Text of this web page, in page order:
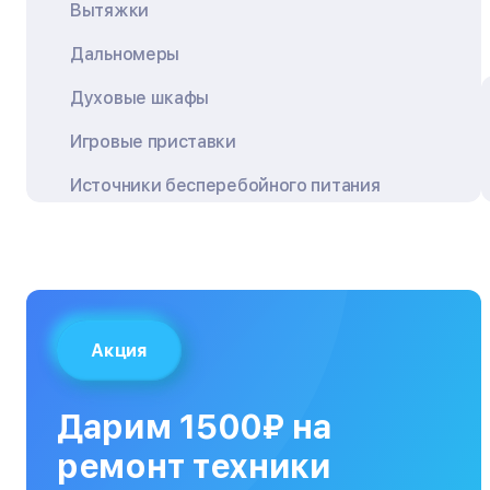
Вытяжки
Дальномеры
Духовые шкафы
Игровые приставки
Источники бесперебойного питания
Кофемашины
Кухонные плиты
МФУ
Акция
Дарим 1500₽ на
ремонт техники